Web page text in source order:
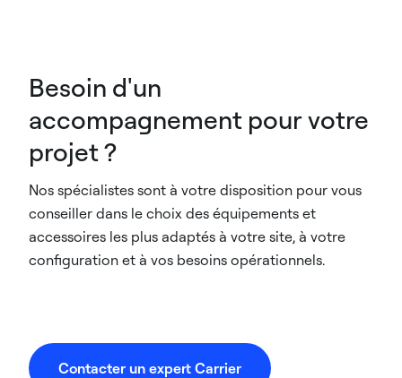
Besoin d'un
accompagnement pour votre
projet ?
Nos spécialistes sont à votre disposition pour vous
conseiller dans le choix des équipements et
accessoires les plus adaptés à votre site, à votre
configuration et à vos besoins opérationnels.
Contacter un expert Carrier